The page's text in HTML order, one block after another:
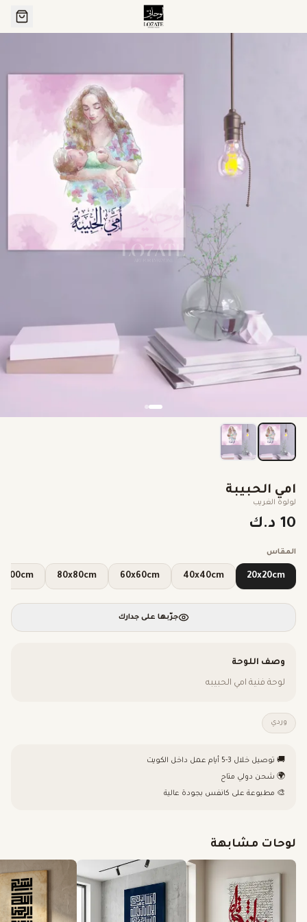
امي الحبيبة
لولوة الغريب
10 د.ك
المقاس
20x20cm
40x40cm
60x60cm
80x80cm
100x100cm
جرّبها على جدارك
وصف اللوحة
لوحة فنية امي الحبيبه
وردي
🚚 توصيل خلال 3-5 أيام عمل داخل الكويت
🌍 شحن دولي متاح
🎨 مطبوعة على كانفس بجودة عالية
لوحات مشابهة